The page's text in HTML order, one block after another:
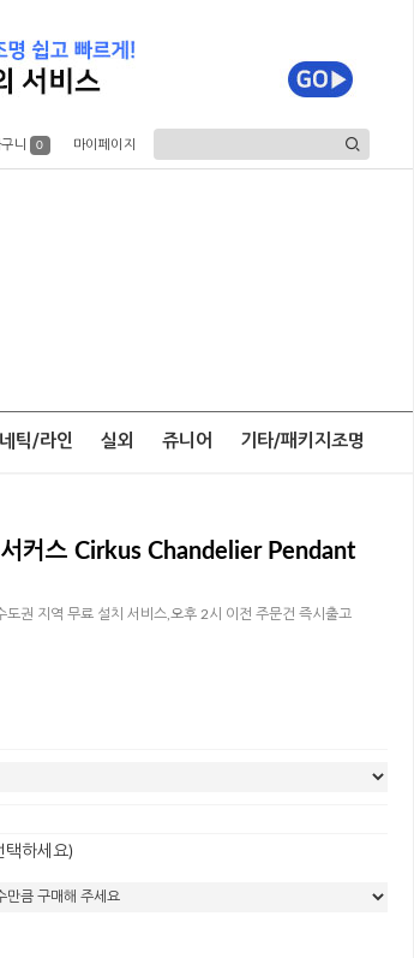
니 0 마이페이지
틱/라인 실외 쥬니어 기타/패키지조명
커스 Cirkus Chandelier Pendant
권 지역 무료 설치 서비스,오후 2시 이전 주문건 즉시출고
택하세요)